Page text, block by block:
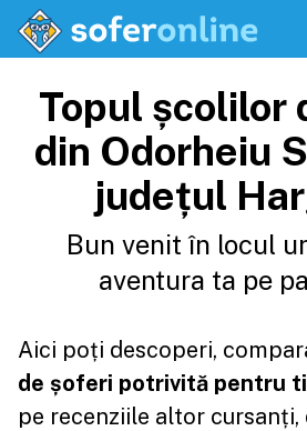
Topul școlilor
din Odorheiu
județul
Bun venit în locul
aventura ta pe
Aici poți descoperi,
de șoferi potrivită pentru
pe recenziile altor cursanți,